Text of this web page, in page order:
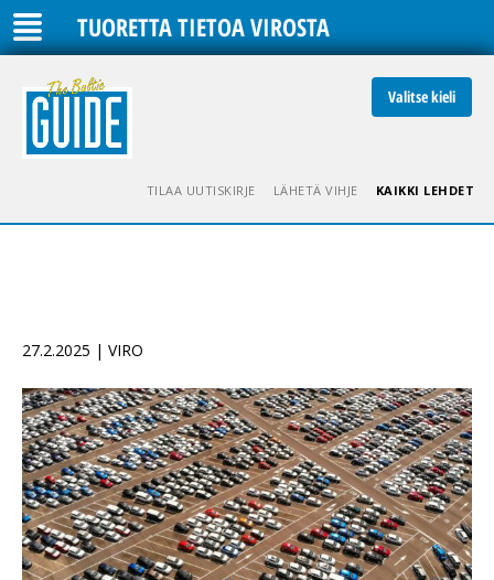
TUORETTA TIETOA VIROSTA
Valitse kieli
TILAA UUTISKIRJE LÄHETÄ VIHJE KAIKKI LEHDET
27.2.2025 | VIRO